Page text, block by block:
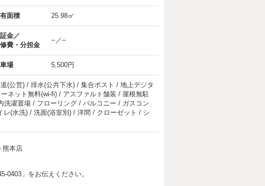
面積 25.98㎡
金／
費・分担金
−／−
場 5,500円
(公営) / 排水(公共下水) / 集合ポスト / 地上デジタ
ネット無料(wi-fi) / アスファルト舗装 / 屋根無駐
濯置場 / フローリング / バルコニー / ガスコン
レ(水洗) / 洗面(浴室別) / 洋間 / クローゼット / シ
熊本店
0403 」をお伝えください。